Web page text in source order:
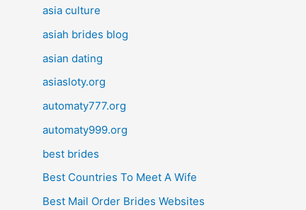
asia culture
asiah brides blog
asian dating
asiasloty.org
automaty777.org
automaty999.org
best brides
Best Countries To Meet A Wife
Best Mail Order Brides Websites